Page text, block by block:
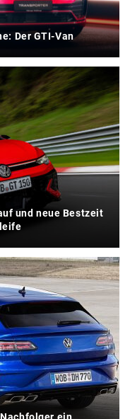
Der GTI-Van
und neue Bestzeit